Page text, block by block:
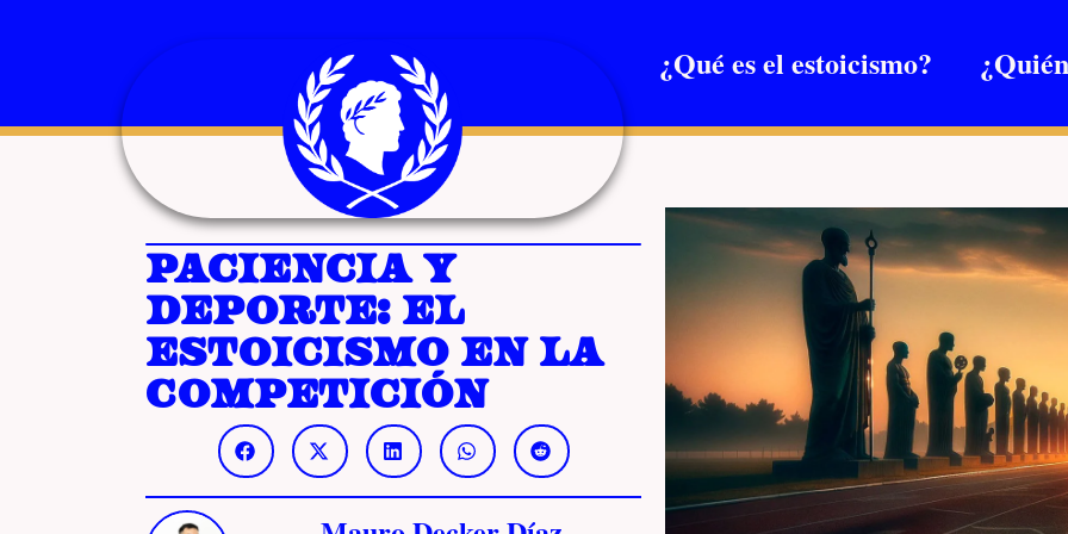
¿Qué es el estoicismo?
Paciencia y
deporte: el
estoicismo en la
competición